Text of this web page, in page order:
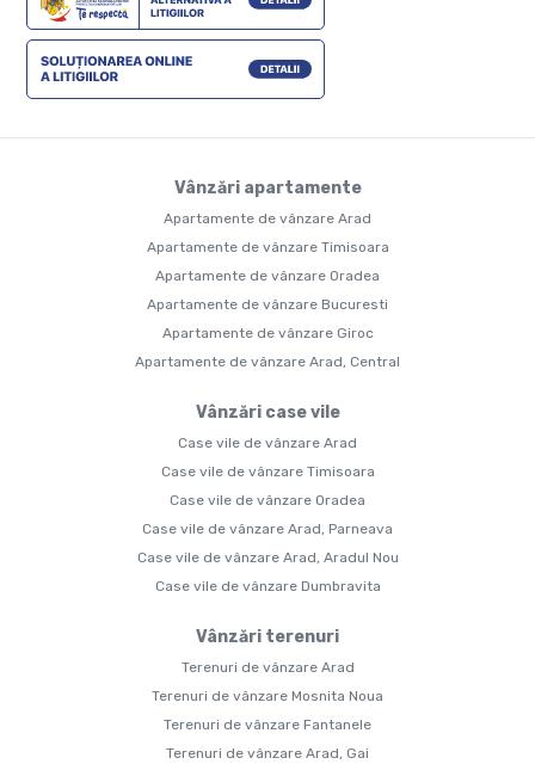
Vânzări apartamente
Apartamente de vânzare Arad
Apartamente de vânzare Timisoara
Apartamente de vânzare Oradea
Apartamente de vânzare Bucuresti
Apartamente de vânzare Giroc
Apartamente de vânzare Arad, Central
Vânzări case vile
Case vile de vânzare Arad
Case vile de vânzare Timisoara
Case vile de vânzare Oradea
Case vile de vânzare Arad, Parneava
Case vile de vânzare Arad, Aradul Nou
Case vile de vânzare Dumbravita
Vânzări terenuri
Terenuri de vânzare Arad
Terenuri de vânzare Mosnita Noua
Terenuri de vânzare Fantanele
Terenuri de vânzare Arad, Gai